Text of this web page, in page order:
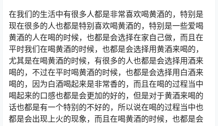
在我们的生活中有很多人都是非常喜欢喝黄酒的，特别是
现在很多的人也都是特别喜欢喝黄酒的，特别是一些爱喝
黄酒的人在喝的时候，也都是会选择在家自己做，而且在
平时我们在喝黄酒的时候，也都是会选择用黄酒来喝的，
尤其是在喝黄酒的时候，有很多的人也都是会选择用酒来
喝的，不过在平时喝黄酒的时候，也都是会选择用白酒来
喝的，因为白酒喝起来是非常香的，而且在喝的过程当中
喝起来的口感也都是会更加的好的，但是对于黄酒来喝的
话也都是有一个特别的不好的，所以说在喝的过程当中也
都是会出现上火的现象，而且在喝黄酒的时候，也都是会